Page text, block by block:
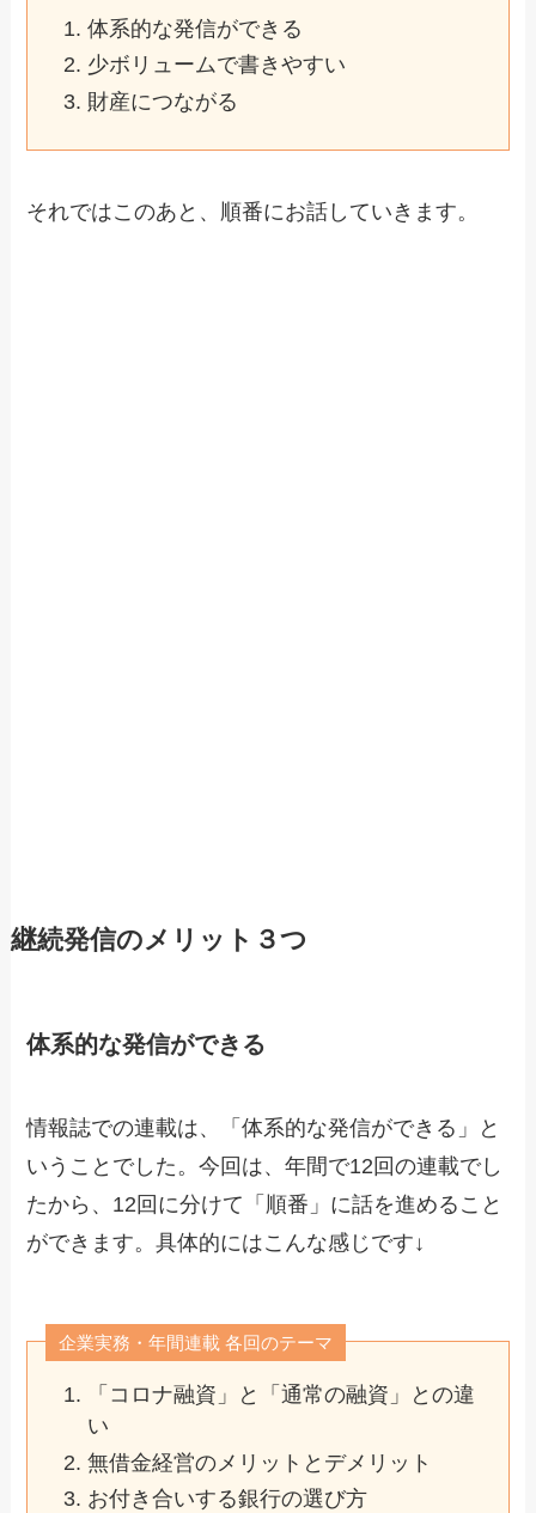
体系的な発信ができる
少ボリュームで書きやすい
財産につながる
それではこのあと、順番にお話していきます。
継続発信のメリット３つ
体系的な発信ができる
情報誌での連載は、「体系的な発信ができる」と
いうことでした。今回は、年間で12回の連載でし
たから、12回に分けて「順番」に話を進めること
ができます。具体的にはこんな感じです↓
企業実務・年間連載 各回のテーマ
「コロナ融資」と「通常の融資」との違
い
無借金経営のメリットとデメリット
お付き合いする銀行の選び方